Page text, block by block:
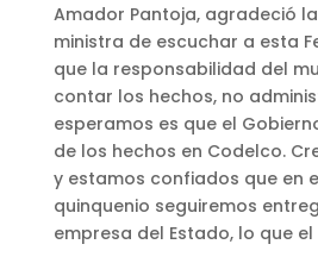
Amador Pantoja, agradeció
ministra de escuchar a esta
que la responsabilidad del
contar los hechos, no
esperamos es que el
de los hechos en Codelco.
y estamos confiados que en
quinquenio seguiremos
empresa del Estado, lo que